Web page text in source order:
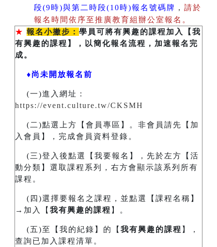
段(9時)與第二時段(10時)報名號碼牌 ， 請於
報名時間依序至推廣教育組辦公室報名。
★ 報名小撇步： 學員可將有興趣的課程加入【我
有興趣的課程】，以簡化報名流程，加速報名完
成。
♦尚未開放報名前
(一)進入網址：
https://event.culture.tw/CKSMH
(二)點選上方【會員專區】。非會員請先【加
入會員】，完成會員資料登錄。
(三)登入後點選【我要報名】，先於左方【活
動分類】選取課程系列，右方會顯示該系列所有
課程。
(四)選擇要報名之課程，並點選【課程名稱】
→加入【 我有興趣的課程 】。
(五)至【我的紀錄】的【 我有興趣的課程 】，
查詢已加入課程清單。